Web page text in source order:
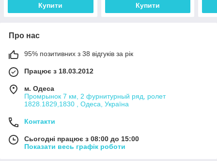
Купити Купити
Про нас
95% позитивних з 38 відгуків за рік
Працює з 18.03.2012
м. Одеса
Промрынок 7 км, 2 фурнитурный ряд, ролет
1828.1829,1830 , Одеса, Україна
Контакти
Сьогодні працює з 08:00 до 15:00
Показати весь графік роботи